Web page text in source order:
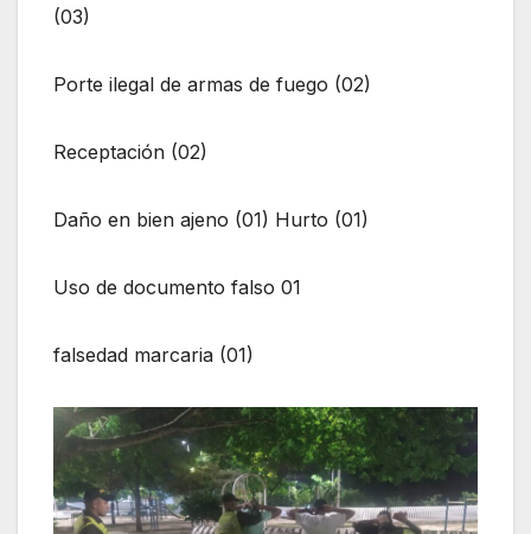
(03)
Porte ilegal de armas de fuego (02)
Receptación (02)
Daño en bien ajeno (01) Hurto (01)
Uso de documento falso 01
falsedad marcaria (01)